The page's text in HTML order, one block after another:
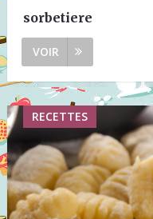
sorbetiere
VOIR
RECETTES